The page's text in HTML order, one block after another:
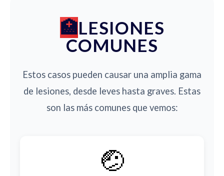
LESIONES
COMUNES
Estos casos pueden causar una amplia gama
de lesiones, desde leves hasta graves. Estas
son las más comunes que vemos:
🤕